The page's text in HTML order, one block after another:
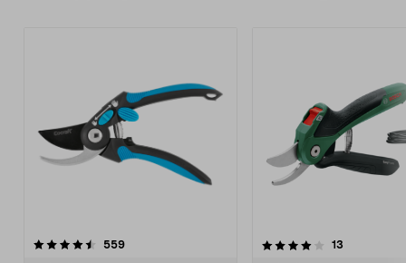
559recensioner
4.0 av 5 stjärnor 13
5.0 av 5 stjärnor